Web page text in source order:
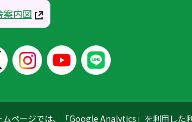
ムページでは、「Google Analytics」を利用した
案内図